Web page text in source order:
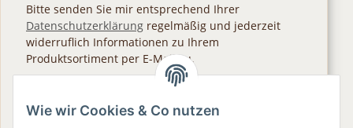
Bitte senden Sie mir entsprechend Ihrer
Datenschutzerklärung regelmäßig und jederzeit
widerruflich Informationen zu Ihrem
Produktsortiment per E-Mail zu.
Newsletter Abonnieren
Wie wir Cookies & Co nutzen